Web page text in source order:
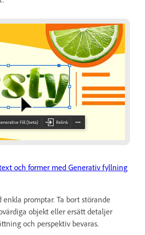
och former med Generativ fyllning
enkla promptar. Ta bort störande
objekt eller ersätt detaljer
och perspektiv bevaras.